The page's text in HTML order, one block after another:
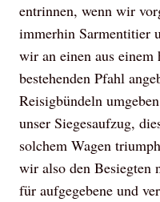
entrinnen, wenn wir
immerhin Sarmentitier
wir an einen aus einem
bestehenden Pfahl
Reisigbündeln
unser Siegesaufzug,
solchem Wagen
wir also den Besiegten
für aufgegebene und